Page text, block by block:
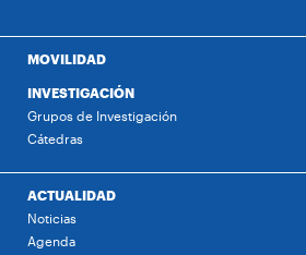
MOVILIDAD
INVESTIGACIÓN
Grupos de Investigación
Cátedras
ACTUALIDAD
Noticias
Agenda